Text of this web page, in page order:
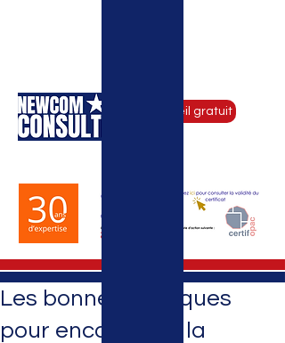
Conseil gratuit
Les bonnes pratiques
pour encourager la